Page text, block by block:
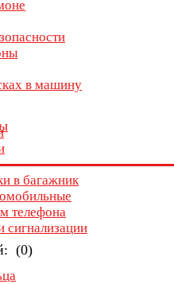
в машину
в багажник
телефона
сигнализации
(0)